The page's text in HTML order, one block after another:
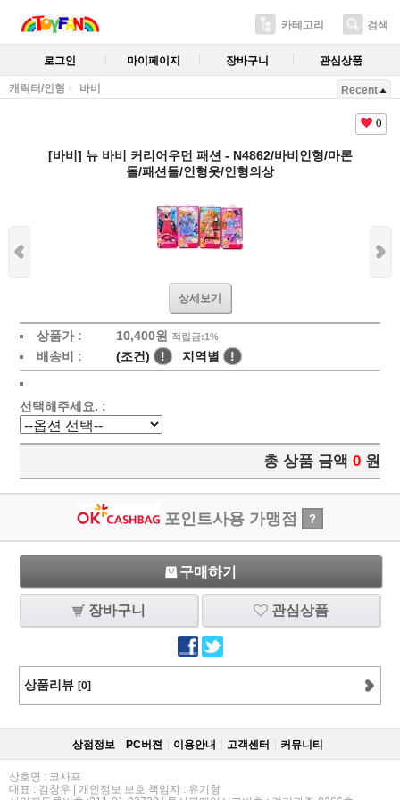
카테고리 검색
로그인 마이페이지 장바구니 관심상품
캐릭터/인형 바비 Recent
0
[바비] 뉴 바비 커리어우먼 패션 - N4862/바비인형/마론
돌/패션돌/인형옷/인형의상
상세보기
상품가 : 10,400원 적립금:1%
배송비 : (조건) ! 지역별 !
선택해주세요. :
총 상품 금액 0 원
포인트사용 가맹점 ?
구매하기
장바구니 관심상품
상품리뷰 [0]
상점정보 PC버젼 이용안내 고객센터 커뮤니티
상호명 : 코사프
대표 : 김창우 | 개인정보 보호 책임자 : 유기형